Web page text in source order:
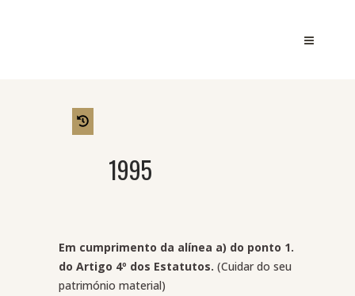
1995
Em cumprimento da alínea a) do ponto 1.
do Artigo 4º dos Estatutos. (Cuidar do seu
património material)